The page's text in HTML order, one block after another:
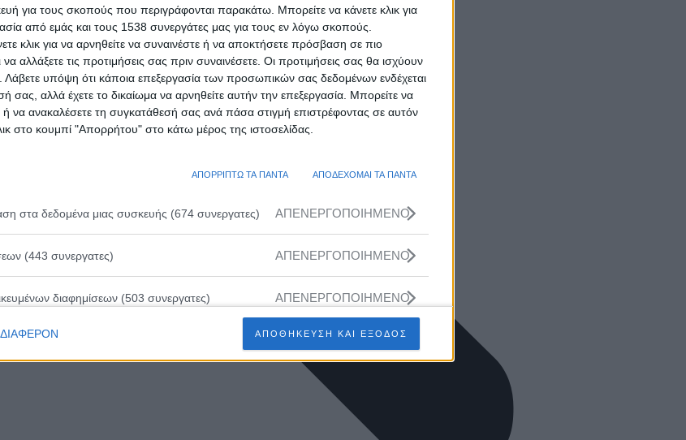
για τους σκοπούς που περιγράφονται παρακάτω. Μπορείτε να κάνετε κλικ για
από εμάς και τους 1538 συνεργάτες μας για τους εν λόγω σκοπούς.
κλικ για να αρνηθείτε να συναινέστε ή να αποκτήσετε πρόσβαση σε πιο
αλλάξετε τις προτιμήσεις σας πριν συναινέσετε. Οι προτιμήσεις σας θα ισχύουν
Λάβετε υπόψη ότι κάποια επεξεργασία των προσωπικών σας δεδομένων ενδέχεται
σας, αλλά έχετε το δικαίωμα να αρνηθείτε αυτήν την επεξεργασία. Μπορείτε να
ή να ανακαλέσετε τη συγκατάθεσή σας ανά πάσα στιγμή επιστρέφοντας σε αυτόν
στο κουμπί "Απορρήτου" στο κάτω μέρος της ιστοσελίδας.
ΑΠΟΡΡΙΠΤΩ ΤΑ ΠΑΝΤΑ ΑΠΟΔΕΧΟΜΑΙ ΤΑ ΠΑΝΤΑ
στα δεδομένα μιας συσκευής (674 συνεργατες) ΑΠΕΝΕΡΓΟΠΟΙΗΜΕΝΟ
(443 συνεργατες) ΑΠΕΝΕΡΓΟΠΟΙΗΜΕΝΟ
διαφημίσεων (503 συνεργατες) ΑΠΕΝΕΡΓΟΠΟΙΗΜΕΝΟ
(502 συνεργατες) ΑΠΕΝΕΡΓΟΠΟΙΗΜΕΝΟ
περιεχομένου (230 συνεργατες) ΑΠΕΝΕΡΓΟΠΟΙΗΜΕΝΟ
(210 συνεργατες) ΑΠΕΝΕΡΓΟΠΟΙΗΜΕΝΟ
ΑΠΟΘΗΚΕΥΣΗ ΚΑΙ ΕΞΟΔΟΣ